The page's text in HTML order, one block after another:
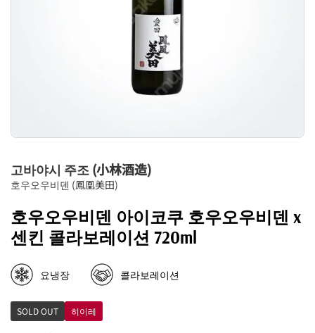
고바야시 주조 (小林酒造)
호우오우비덴 (鳳凰美田)
호우오우비덴 아이코쿠 호우오우비덴 x
센킨 콜라보레이션 720ml
요냉장 콜라보레이션
SOLD OUT 히이레